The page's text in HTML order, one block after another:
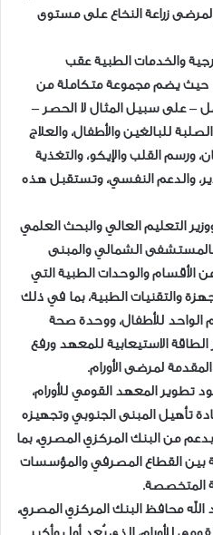
زراعة النخاع على مستوى
والخدمات الطبية عقب
حيث يضم مجموعة متكاملة من
– على سبيل المثال لا الحصر –
الصلبة للبالغين والأطفال، والعلاج
ورسم القلب والإيكو، والتغذية
والدعم النفسي، وتستقبل هذه
التعليم العالي والبحث العلمي
بالمستشفى الشمالي والمبنى
الأقسام والوحدات الطبية التي
والتقنيات الطبية، بما في ذلك
الواحد للأطفال، ووحدة صحة
الطاقة الاستيعابية للمعهد ورفع
لمرضى الأورام.
تطوير المعهد القومي للأورام،
تأهيل المبنى الجنوبي وتجهيزه
من البنك المركزي المصري، بما
بين القطاع المصرفي والمؤسسات
المتخصصة.
محافظ البنك المركزي المصري،